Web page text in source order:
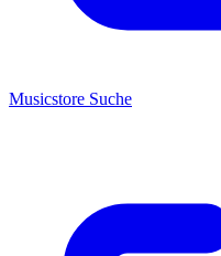
Musicstore Suche